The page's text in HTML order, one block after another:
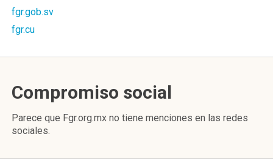
fgr.gob.sv
fgr.cu
Compromiso social
Parece que Fgr.org.mx no tiene menciones en las redes
sociales.